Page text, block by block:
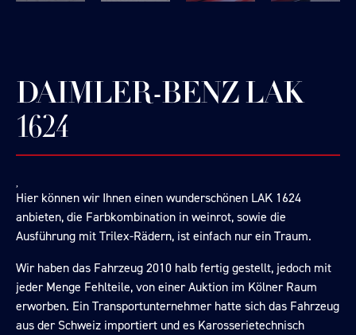
DAIMLER-BENZ LAK
1624
Hier können wir Ihnen einen wunderschönen LAK 1624
anbieten, die Farbkombination in weinrot, sowie die
Ausführung mit Trilex-Rädern, ist einfach nur ein Traum.
Wir haben das Fahrzeug 2010 halb fertig gestellt, jedoch mit
jeder Menge Fehlteile, von einer Auktion im Kölner Raum
erworben. Ein Transportunternehmer hatte sich das Fahrzeug
aus der Schweiz importiert und es Karosserietechnisch